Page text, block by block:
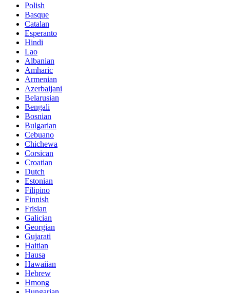
Polish
Basque
Catalan
Esperanto
Hindi
Lao
Albanian
Amharic
Armenian
Azerbaijani
Belarusian
Bengali
Bosnian
Bulgarian
Cebuano
Chichewa
Corsican
Croatian
Dutch
Estonian
Filipino
Finnish
Frisian
Galician
Georgian
Gujarati
Haitian
Hausa
Hawaiian
Hebrew
Hmong